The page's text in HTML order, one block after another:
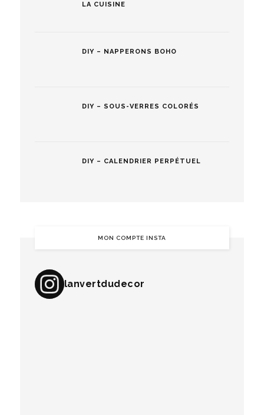
LA CUISINE
DIY – NAPPERONS BOHO
DIY – SOUS-VERRES COLORÉS
DIY – CALENDRIER PERPÉTUEL
MON COMPTE INSTA
lanvertdudecor